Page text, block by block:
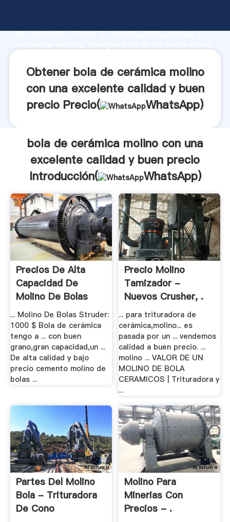
de producción, fuerza de investigación avanzada y
crea el valor y aporta valores a todos los clientes.
Obtener bola de cerámica molino
con una excelente calidad y buen
precio Precio(
WhatsApp)
bola de cerámica molino con una
excelente calidad y buen precio
Introducción(
WhatsApp)
Precios De Alta
Capacidad De
Molino De Bolas
... Molino De Bolas Struder:
1000 $ Bola de cerámica
tengo a ... con buen
grano,gran capacidad,un ...
De alta calidad y bajo
precio cemento molino de
bolas ...
Precio Molino
Tamizador -
Nuevos Crusher, .
... para trituradora de
cerámica,molino... es
pasada por un ... vendemos
calidad a buen precio. ...
molino ... VALOR DE UN
MOLINO DE BOLA
CERAMICOS | Trituradora y
...
Partes Del Molino
Bola - Trituradora
De Cono
Molino Para
Minerias Con
Precios - .